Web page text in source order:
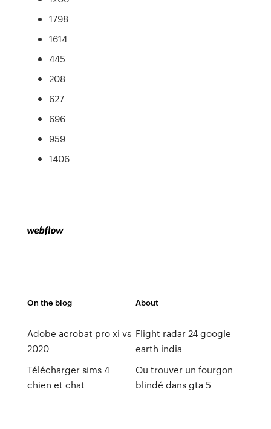
1798
1614
445
208
627
696
959
1406
On the blog
Adobe acrobat pro xi vs
2020
Télécharger sims 4
chien et chat
About
Flight radar 24 google
earth india
Ou trouver un fourgon
blindé dans gta 5